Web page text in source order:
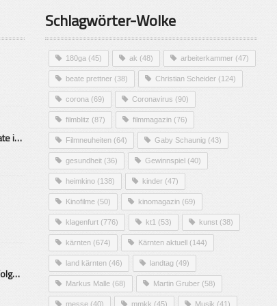
Alarmierende Selbstmordrate in Kärnten
Mittelstand – Fit fürs Land Folge 9- Konditor
Schlagwörter-Wolke
180ga (45) ak (48) arbeiterkammer (47)
beate prettner (38) Christian Scheider (124)
corona (69) Coronavirus (90)
filmblitz (87) filmmagazin (76)
Filmneuheiten (64) Gaby Schaunig (43)
gesundheit (36) Gewinnspiel (40)
heimkino (138) kinder (47)
Kinofilme (50) kinomagazin (69)
klagenfurt (776) kt1 (53) kunst (38)
kärnten (674) Kärnten aktuell (144)
land kärnten (46) landtag (49)
Markus Malle (68) Martin Gruber (58)
messe (40) mmkk (45) Musik (41)